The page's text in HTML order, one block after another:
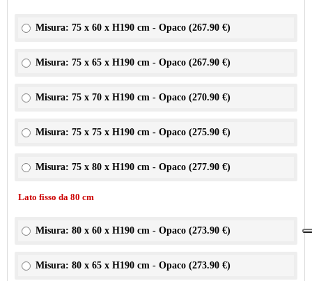
Misura: 75 x 60 x H190 cm - Opaco (267.90 €)
Misura: 75 x 65 x H190 cm - Opaco (267.90 €)
Misura: 75 x 70 x H190 cm - Opaco (270.90 €)
Misura: 75 x 75 x H190 cm - Opaco (275.90 €)
Misura: 75 x 80 x H190 cm - Opaco (277.90 €)
Lato fisso da 80 cm
Misura: 80 x 60 x H190 cm - Opaco (273.90 €)
Misura: 80 x 65 x H190 cm - Opaco (273.90 €)